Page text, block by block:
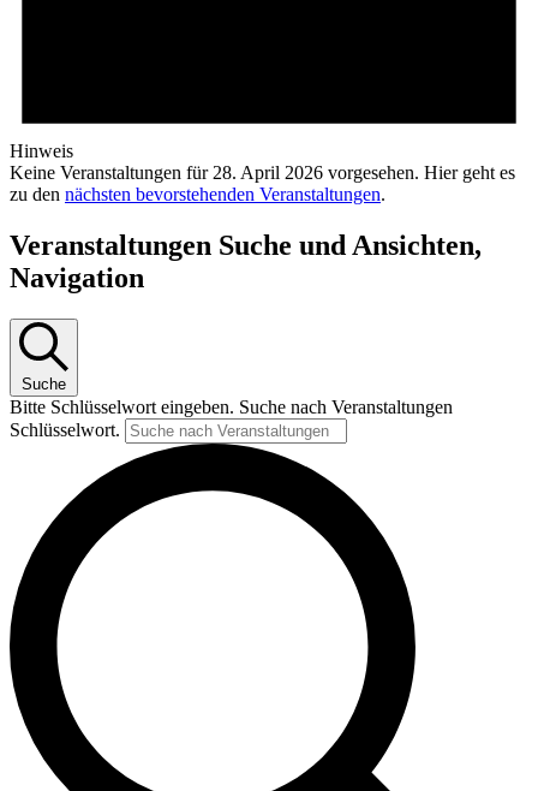
Hinweis
Keine Veranstaltungen für 28. April 2026 vorgesehen. Hier geht es
zu den nächsten bevorstehenden Veranstaltungen.
Veranstaltungen Suche und Ansichten,
Navigation
Suche
Bitte Schlüsselwort eingeben. Suche nach Veranstaltungen
Schlüsselwort.